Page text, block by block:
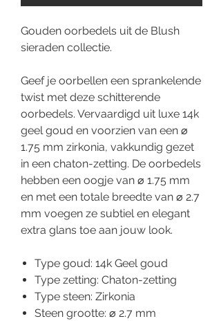
Gouden oorbedels uit de Blush
sieraden collectie.
Geef je oorbellen een sprankelende
twist met deze schitterende
oorbedels. Vervaardigd uit luxe 14k
geel goud en voorzien van een ⌀
1.75 mm zirkonia, vakkundig gezet
in een chaton-zetting. De oorbedels
hebben een oogje van ⌀ 1.75 mm
en met een totale breedte van ⌀ 2.7
mm voegen ze subtiel en elegant
extra glans toe aan jouw look.
Type goud: 14k Geel goud
Type zetting: Chaton-zetting
Type steen: Zirkonia
Steen grootte: ⌀ 2.7 mm